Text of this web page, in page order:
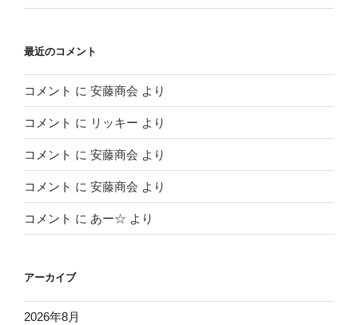
最近のコメント
コメント に 安藤商会 より
コメント に リッキー より
コメント に 安藤商会 より
コメント に 安藤商会 より
コメント に あー☆ より
アーカイブ
2026年8月